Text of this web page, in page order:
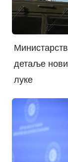
детаље
луке